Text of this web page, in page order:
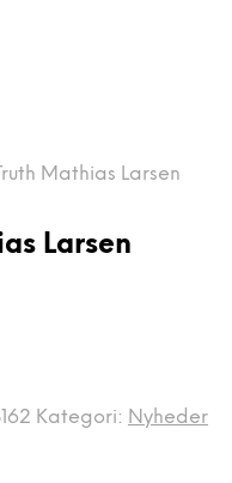
Mathias Larsen
Larsen
Kategori: Nyheder